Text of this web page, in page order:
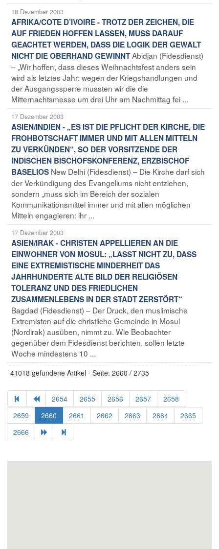
18 Dezember 2003
AFRIKA/COTE D’IVOIRE - TROTZ DER ZEICHEN, DIE
AUF FRIEDEN HOFFEN LASSEN, MUSS DARAUF
GEACHTET WERDEN, DASS DIE LOGIK DER GEWALT
NICHT DIE OBERHAND GEWINNTAbidjan (Fidesdienst)
– „Wir hoffen, dass dieses Weihnachtsfest anders sein
wird als letztes Jahr: wegen der Kriegshandlungen und
der Ausgangssperre mussten wir die die
Mitternachtsmesse um drei Uhr am Nachmittag fei ...
17 Dezember 2003
ASIEN/INDIEN - „ES IST DIE PFLICHT DER KIRCHE, DIE
FROHBOTSCHAFT IMMER UND MIT ALLEN MITTELN
ZU VERKÜNDEN“, SO DER VORSITZENDE DER
INDISCHEN BISCHOFSKONFERENZ, ERZBISCHOF
BASELIOS New Delhi (Fidesdienst) – Die Kirche darf sich
der Verkündigung des Evangeliums nicht entziehen,
sondern „muss sich im Bereich der sozialen
Kommunikationsmittel immer und mit allen möglichen
Mitteln engagieren: ihr ...
17 Dezember 2003
ASIEN/IRAK - CHRISTEN APPELLIEREN AN DIE
EINWOHNER VON MOSUL: „LASST NICHT ZU, DASS
EINE EXTREMISTISCHE MINDERHEIT DAS
JAHRHUNDERTE ALTE BILD DER RELIGIÖSEN
TOLERANZ UND DES FRIEDLICHEN
ZUSAMMENLEBENS IN DER STADT ZERSTÖRT“
Bagdad (Fidesdienst) – Der Druck, den muslimische
Extremisten auf die christliche Gemeinde in Mosul
(Nordirak) ausüben, nimmt zu. Wie Beobachter
gegenüber dem Fidesdienst berichten, sollen letzte
Woche mindestens 10 ...
41018 gefundene Artikel - Seite: 2660 / 2735
2654 2655 2656 2657
2658
2659
2660 2661 2662 2663 2664
2665
2666